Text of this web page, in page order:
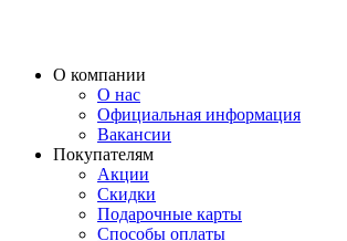
О компании
О нас
Официальная информация
Вакансии
Покупателям
Акции
Скидки
Подарочные карты
Способы оплаты